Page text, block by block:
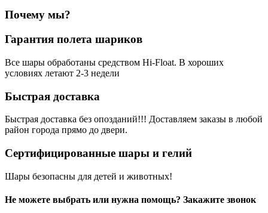
Почему мы?
Гарантия полета шариков
Все шары обработаны средством Hi-Float. В хороших
условиях летают 2-3 недели
Быстрая доставка
Быстрая доставка без опозданий!!! Доставляем заказы в любой
район города прямо до двери.
Сертифицированные шары и гелий
Шары безопасны для детей и животных!
Не можете выбрать или нужна помощь? Закажите звонок